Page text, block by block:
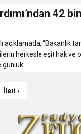
42
açıklamada,
herkesle eşit hak ve
...
İleri ›